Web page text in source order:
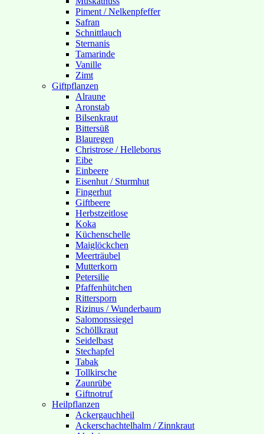
Piment / Nelkenpfeffer
Safran
Schnittlauch
Sternanis
Tamarinde
Vanille
Zimt
Giftpflanzen
Alraune
Aronstab
Bilsenkraut
Bittersüß
Blauregen
Christrose / Helleborus
Eibe
Einbeere
Eisenhut / Sturmhut
Fingerhut
Giftbeere
Herbstzeitlose
Koka
Küchenschelle
Maiglöckchen
Meerträubel
Mutterkorn
Petersilie
Pfaffenhütchen
Rittersporn
Rizinus / Wunderbaum
Salomonssiegel
Schöllkraut
Seidelbast
Stechapfel
Tabak
Tollkirsche
Zaunrübe
Giftnotruf
Heilpflanzen
Ackergauchheil
Ackerschachtelhalm / Zinnkraut